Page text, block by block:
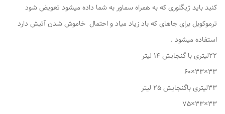
کنید باید ژیگلوری که به همراه سماور به شما داده میشود تعویض شود
ترموکوبل برای جاهای که باد زیاد میاد و احتمال خاموش شدن آتیش دارد
استفاده میشود .
22لیتری با گنجایش 14 لیتر
33×33×60
33لیتری باگنجایش 25 لیتر
33×33×75